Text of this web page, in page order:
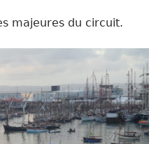
majeures du circuit.